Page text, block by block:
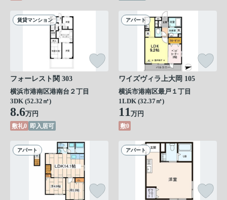
賃貸マンション
フォーレスト関 303
横浜市港南区港南台２丁目
3DK (52.32㎡)
8.6万円
敷礼0 即入居可
アパート
ワイズヴィラ上大岡 105
横浜市港南区最戸１丁目
1LDK (32.37㎡)
11万円
敷0
アパート アパート